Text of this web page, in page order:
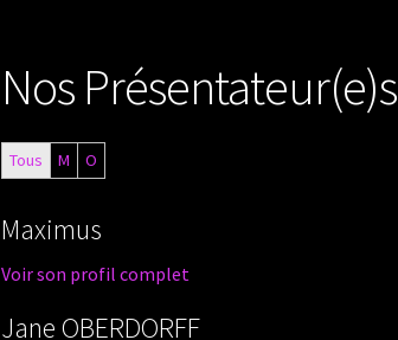
Nos Présentateur(e)s
Tous M O
Maximus
Voir son profil complet
Jane OBERDORFF